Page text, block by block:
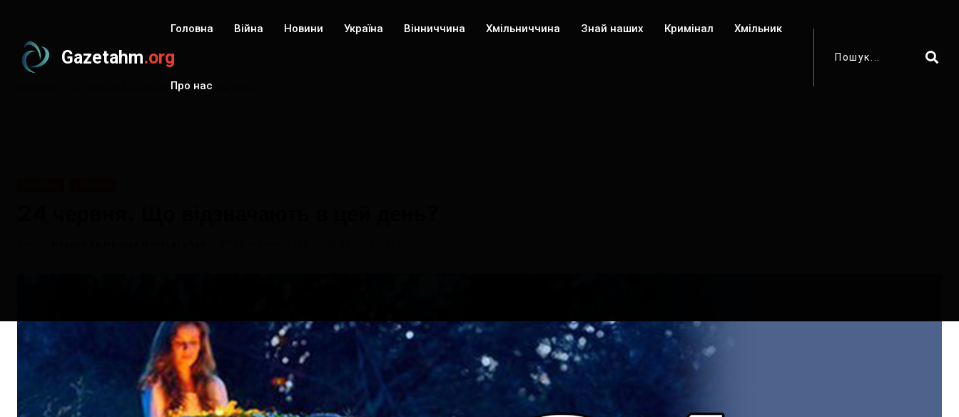
Gazetahm.org
Головна Війна Новини Україна Вінниччина Хмільниччина Знай наших Кримінал Хмільник
Про нас
24 червня. Що відзначають в цей день?